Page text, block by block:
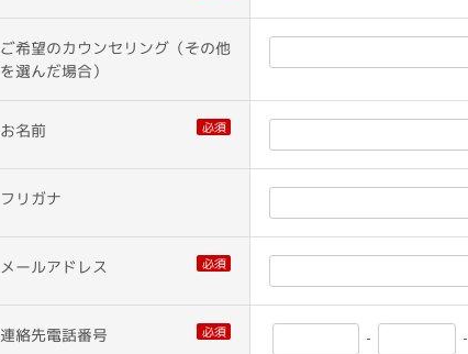
ご希望のカウンセリング（その他
を選んだ場合）
お名前 必須
フリガナ
メールアドレス 必須
連絡先電話番号 必須 - -